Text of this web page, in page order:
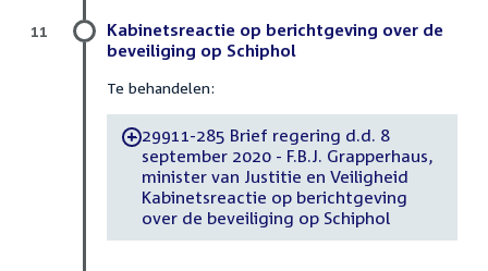
Kabinetsreactie op berichtgeving over de
beveiliging op Schiphol
Te behandelen:
-29911-285 Brief regering d.d. 8
september 2020 - F.B.J. Grapperhaus,
minister van Justitie en Veiligheid
Kabinetsreactie op berichtgeving
over de beveiliging op Schiphol
11